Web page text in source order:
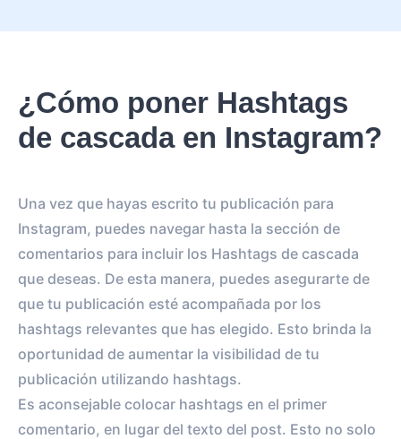
¿Cómo poner Hashtags
de cascada en Instagram?
Una vez que hayas escrito tu publicación para
Instagram, puedes navegar hasta la sección de
comentarios para incluir los Hashtags de cascada
que deseas. De esta manera, puedes asegurarte de
que tu publicación esté acompañada por los
hashtags relevantes que has elegido. Esto brinda la
oportunidad de aumentar la visibilidad de tu
publicación utilizando hashtags.
Es aconsejable colocar hashtags en el primer
comentario, en lugar del texto del post. Esto no solo